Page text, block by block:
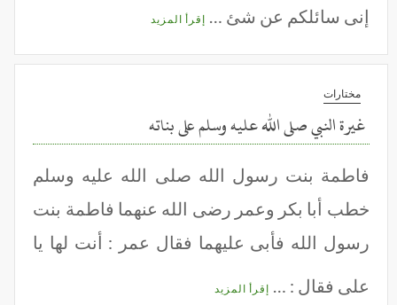
إنى سائلكم عن شئ … إقرأ المزيد
مختارات
غيرة النبي صلى الله عليه وسلم على بناته
فاطمة بنت رسول الله صلى الله عليه وسلم
خطب أبا بكر وعمر رضى الله عنهما فاطمة بنت
رسول الله فأبى عليهما فقال عمر : أنت لها يا
على فقال : … إقرأ المزيد